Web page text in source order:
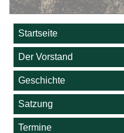
Startseite
Der Vorstand
Geschichte
Satzung
Termine